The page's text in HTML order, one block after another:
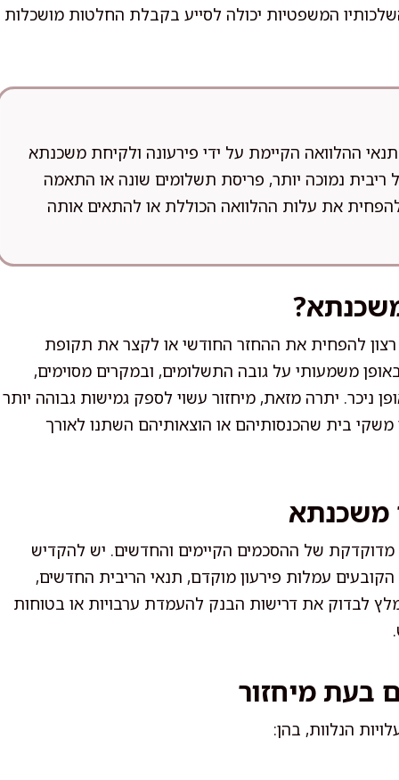
המשפטיות יכולה לסייע בקבלת החלטות מושכלות
ההלוואה הקיימת על ידי פירעונה ולקיחת משכנתא
ריבית נמוכה יותר, פריסת תשלומים שונה או התאמה
את עלות ההלוואה הכוללת או להתאים אותה
להפחית את ההחזר החודשי או לקצר את תקופת
משמעותי על גובה התשלומים, ובמקרים מסוימים,
ניכר. יתרה מזאת, מיחזור עשוי לספק גמישות גבוהה יותר
בית שהכנסותיהם או הוצאותיהם השתנו לאורך
משכנתא
מדוקדקת של ההסכמים הקיימים והחדשים. יש להקדיש
עמלות פירעון מוקדם, תנאי הריבית החדשים,
לבדוק את דרישות הבנק להעמדת ערבויות או בטוחות
בעת מיחזור
הנלוות, בהן: